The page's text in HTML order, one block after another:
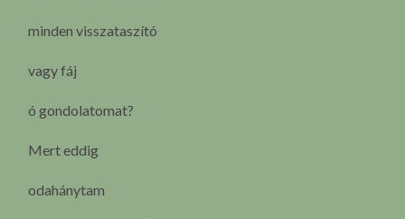
minden visszataszító
vagy fáj
ó gondolatomat?
Mert eddig
odahánytam